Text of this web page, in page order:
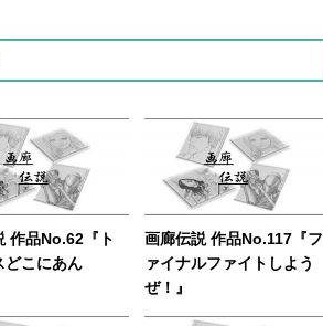
作品No.62『ト
どこにあん
画廊伝説 作品No.117『フ
ァイナルファイトしよう
ぜ！』